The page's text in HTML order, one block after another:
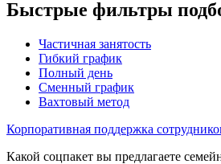
Быстрые фильтры
Частичная занятость
Гибкий график
Полный день
Сменный график
Вахтовый метод
Корпоративная поддержка
Какой соцпакет вы предлагаете